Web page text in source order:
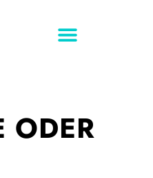
ODER